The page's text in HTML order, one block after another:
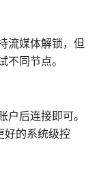
流媒体解锁，但
同节点。
后连接即可。
好的系统级控